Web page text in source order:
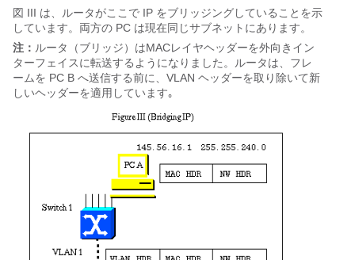
図 III は、ルータがここで IP をブリッジングしていることを示
しています。両方の PC は現在同じサブネットにあります。
注： ルータ（ブリッジ）はMACレイヤヘッダーを外向きイン
ターフェイスに転送するようになりました。ルータは、フレ
ームを PC B へ送信する前に、VLAN ヘッダーを取り除いて新
しいヘッダーを適用しています｡